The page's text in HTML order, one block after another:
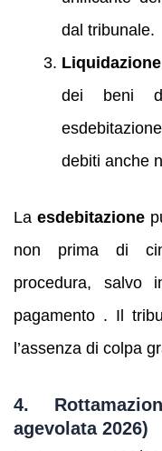
dal tribunale.
dei beni
debiti anche
La esdebitazione
non prima di
procedura, salvo
pagamento . Il
l’assenza di colpa
4.
agevolata 2026)